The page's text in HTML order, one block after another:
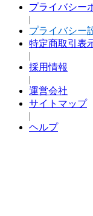
プライバシー
|
プライバシー
特定商取引表
|
採用情報
|
運営会社
サイトマップ
|
ヘルプ